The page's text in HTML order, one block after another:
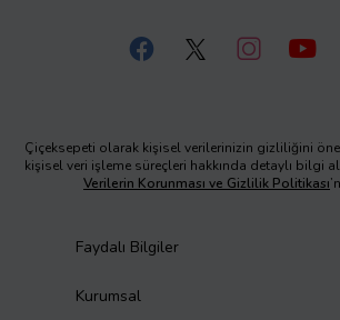
Çiçeksepeti olarak kişisel verilerinizin gizliliğini
kişisel veri işleme süreçleri hakkında detaylı bilgi
Verilerin Korunması ve Gizlilik Politikası
Faydalı Bilgiler
Kurumsal